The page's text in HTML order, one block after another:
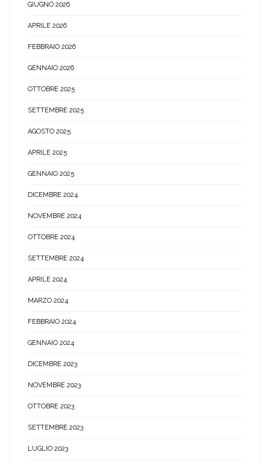
GIUGNO 2026
APRILE 2026
FEBBRAIO 2026
GENNAIO 2026
OTTOBRE 2025
SETTEMBRE 2025
AGOSTO 2025
APRILE 2025
GENNAIO 2025
DICEMBRE 2024
NOVEMBRE 2024
OTTOBRE 2024
SETTEMBRE 2024
APRILE 2024
MARZO 2024
FEBBRAIO 2024
GENNAIO 2024
DICEMBRE 2023
NOVEMBRE 2023
OTTOBRE 2023
SETTEMBRE 2023
LUGLIO 2023